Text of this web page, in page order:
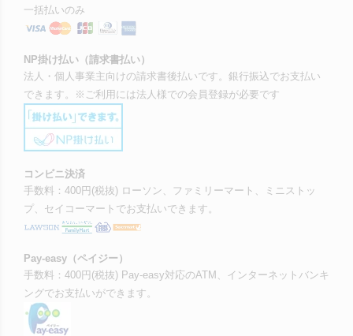
一括払いのみ
NP掛け払い（請求書払い）
法人・個人事業主向けの請求書後払いです。銀行振込でお支払い
できます。※ご利用には法人様での会員登録が必要です
コンビニ決済
手数料：400円(税抜) ローソン、ファミリーマート、ミニストッ
プ、セイコーマートでお支払いできます。
Pay-easy（ペイジー）
手数料：400円(税抜) Pay-easy対応のATM、インターネットバンキ
ングでお支払いができます。